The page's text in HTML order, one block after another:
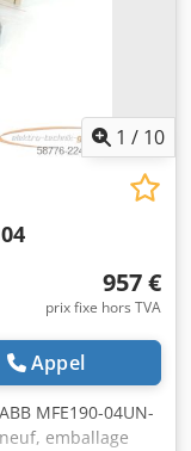
1 / 10
957 €
prix fixe hors TVA
Appel
MFE190-04UN-
emballage